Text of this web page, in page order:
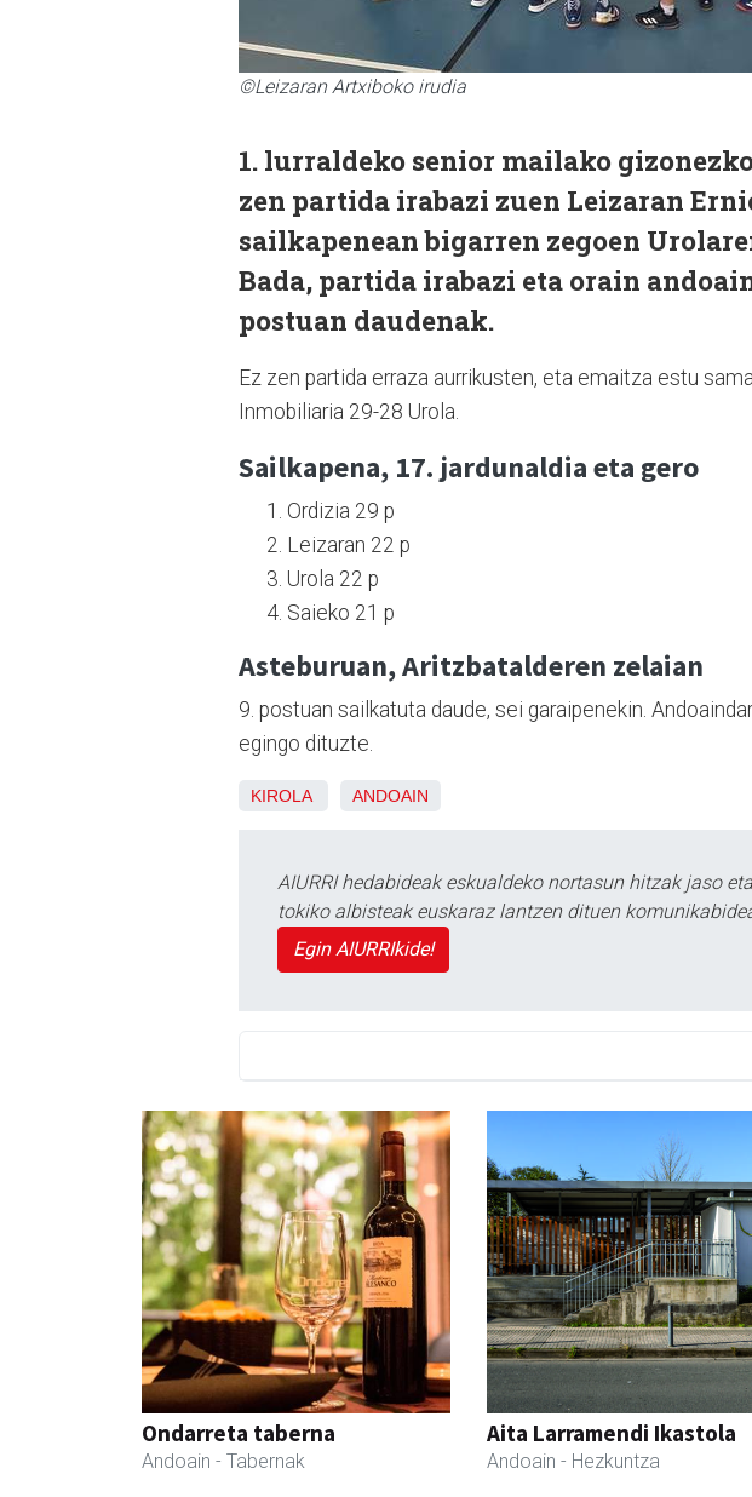
©Leizaran Artxiboko irudia
1. lurraldeko senior mailako
zen partida irabazi zuen Leizaran
sailkapenean bigarren zegoen
Bada, partida irabazi eta orain
postuan daudenak.
Ez zen partida erraza aurrikusten, eta emaitza estu
Inmobiliaria 29-28 Urola.
Sailkapena, 17. jardunaldia eta gero
Ordizia 29 p
Leizaran 22 p
Urola 22 p
Saieko 21 p
Asteburuan, Aritzbatalderen zelaian
9. postuan sailkatuta daude, sei garaipenekin.
egingo dituzte.
KIROLA ANDOAIN
AIURRI hedabideak eskualdeko nortasun hitzak jaso
tokiko albisteak euskaraz lantzen dituen
Egin AIURRIkide!
Ondarreta taberna
Andoain - Tabernak
Aita Larramendi Ikastola
Andoain - Hezkuntza